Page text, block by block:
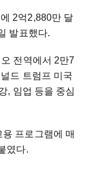
2억2,880만 달
발표했다.
전역에서 2만7
드 트럼프 미국
, 임업 등을 중심
프로그램에 매
였다.